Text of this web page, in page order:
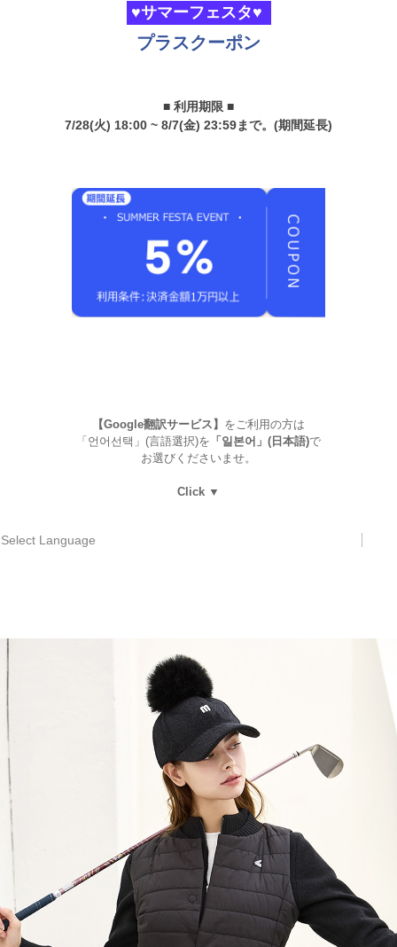
♥サマーフェスタ♥
プラスクーポン
■ 利用期限 ■
7/28(火) 18:00 ~ 8/7(金) 23:59まで。(期間延長)
【Google翻訳サービス】 をご利用の方は
「언어선택」(言語選択)を 「일본어」(日本語)で
お選びくださいませ。
Click ▼
Select Language